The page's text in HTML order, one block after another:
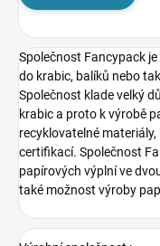
Společnost Fancypack
do krabic, balíků nebo
Společnost klade velký
krabic a proto k výrobě
recyklovatelné
certifikací. Společnost
papírových výplní ve
také možnost výroby